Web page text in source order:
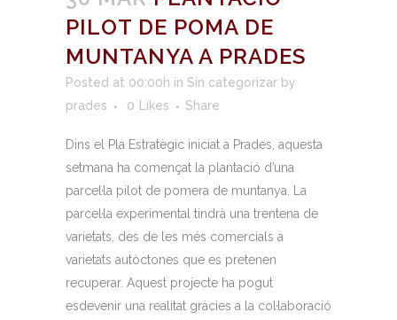
PILOT DE POMA DE
MUNTANYA A PRADES
Posted at 00:00h in Sin categorizar by
prades
0 Likes Share
Dins el Pla Estratègic iniciat a Prades, aquesta
setmana ha començat la plantació d’una
parcel·la pilot de pomera de muntanya. La
parcel·la experimental tindrà una trentena de
varietats, des de les més comercials a
varietats autòctones que es pretenen
recuperar. Aquest projecte ha pogut
esdevenir una realitat gràcies a la col·laboració